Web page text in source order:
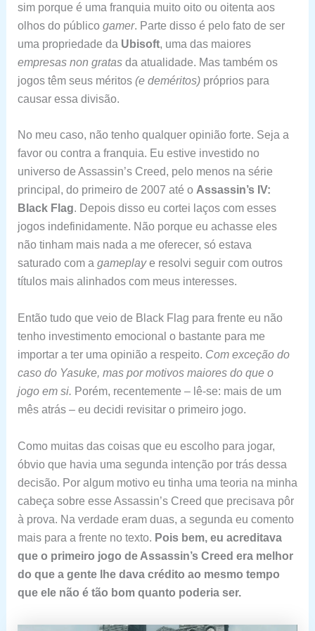
sim porque é uma franquia muito oito ou oitenta aos
olhos do público gamer. Parte disso é pelo fato de ser
uma propriedade da Ubisoft, uma das maiores
empresas non gratasda atualidade. Mas também os
jogos têm seus méritos (e deméritos)próprios para
causar essa divisão.
No meu caso, não tenho qualquer opinião forte. Seja a
favor ou contra a franquia. Eu estive investido no
universo de Assassin’s Creed, pelo menos na série
principal, do primeiro de 2007 até o Assassin’s IV:
Black Flag. Depois disso eu cortei laços com esses
jogos indefinidamente. Não porque eu achasse eles
não tinham mais nada a me oferecer, só estava
saturado com a gameplaye resolvi seguir com outros
títulos mais alinhados com meus interesses.
Então tudo que veio de Black Flag para frente eu não
tenho investimento emocional o bastante para me
importar a ter uma opinião a respeito. Com exceção do
caso do Yasuke, mas por motivos maiores do que o
jogo em si. Porém, recentemente – lê-se: mais de um
mês atrás – eu decidi revisitar o primeiro jogo.
Como muitas das coisas que eu escolho para jogar,
óbvio que havia uma segunda intenção por trás dessa
decisão. Por algum motivo eu tinha uma teoria na minha
cabeça sobre esse Assassin’s Creed que precisava pôr
à prova. Na verdade eram duas, a segunda eu comento
mais para a frente no texto. Pois bem, eu acreditava
que o primeiro jogo de Assassin’s Creed era melhor
do que a gente lhe dava crédito ao mesmo tempo
que ele não é tão bom quanto poderia ser.